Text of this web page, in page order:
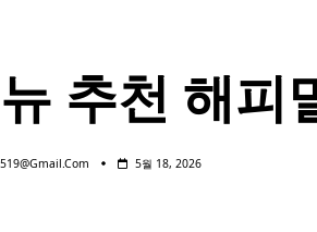
추천 해피
5월 18, 2026